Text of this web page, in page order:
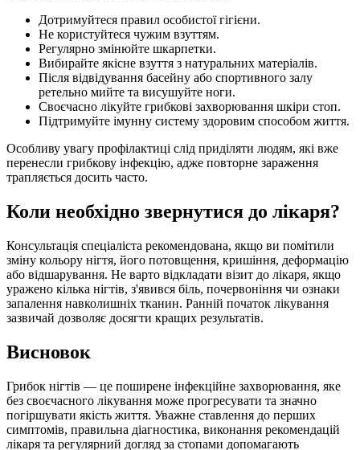
Дотримуйтеся правил особистої гігієни.
Не користуйтеся чужим взуттям.
Регулярно змінюйте шкарпетки.
Вибирайте якісне взуття з натуральних матеріалів.
Після відвідування басейну або спортивного залу
ретельно мийте та висушуйте ноги.
Своєчасно лікуйте грибкові захворювання шкіри стоп.
Підтримуйте імунну систему здоровим способом життя.
Особливу увагу профілактиці слід приділяти людям, які вже
перенесли грибкову інфекцію, адже повторне зараження
трапляється досить часто.
Коли необхідно звернутися до лікаря?
Консультація спеціаліста рекомендована, якщо ви помітили
зміну кольору нігтя, його потовщення, кришіння, деформацію
або відшарування. Не варто відкладати візит до лікаря, якщо
уражено кілька нігтів, з'явився біль, почервоніння чи ознаки
запалення навколишніх тканин. Ранній початок лікування
зазвичай дозволяє досягти кращих результатів.
Висновок
Грибок нігтів — це поширене інфекційне захворювання, яке
без своєчасного лікування може прогресувати та значно
погіршувати якість життя. Уважне ставлення до перших
симптомів, правильна діагностика, виконання рекомендацій
лікаря та регулярний догляд за стопами допомагають